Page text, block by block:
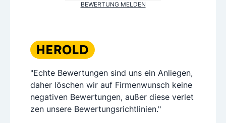
BEWERTUNG MELDEN
"Echte Bewertungen sind uns ein Anliegen,
daher löschen wir auf Firmenwunsch keine
negativen Bewertungen, außer diese verlet
zen unsere Bewertungsrichtlinien."